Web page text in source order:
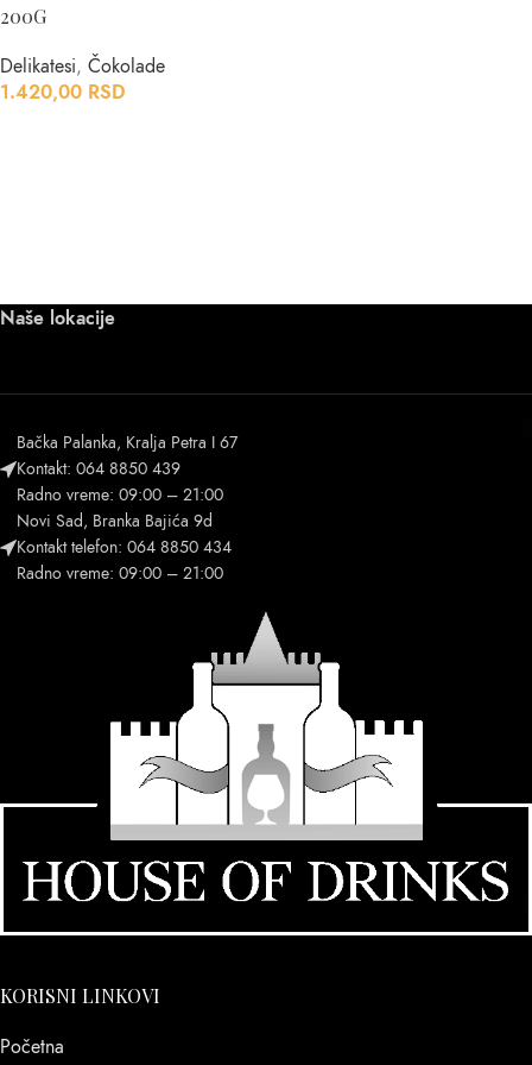
200G
Delikatesi, Čokolade
1.420,00 RSD
Naše lokacije
Bačka Palanka, Kralja Petra I 67
Kontakt: 064 8850 439
Radno vreme: 09:00 – 21:00
Novi Sad, Branka Bajića 9d
Kontakt telefon: 064 8850 434
Radno vreme: 09:00 – 21:00
KORISNI LINKOVI
Početna